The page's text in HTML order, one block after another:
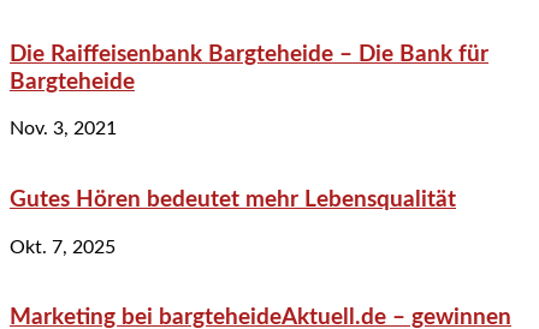
Die Raiffeisenbank Bargteheide – Die Bank für
Bargteheide
Nov. 3, 2021
Gutes Hören bedeutet mehr Lebensqualität
Okt. 7, 2025
Marketing bei bargteheideAktuell.de – gewinnen